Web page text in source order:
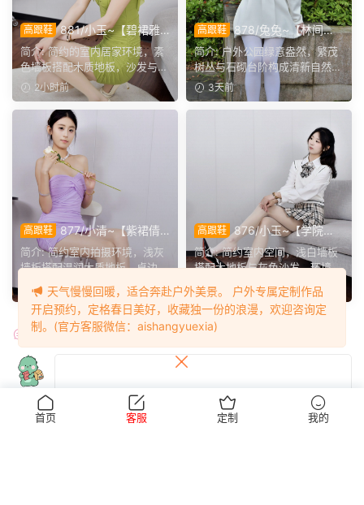
高跟鞋 881/小玉~【碧裙雅
姿】一室柔光衬绿裙，错落姿
态尽显温婉格调。
简介: 简约的室内居家环境，素
色墙板搭配木质地板，沙发与办
公椅丰富场景层次。小...
2小时前
高跟鞋
878/兔兔~【林间甜
序】公园翠色环绕，粉白装
束，动静间尽显少女娇柔风
姿。
简介: 户外公园绿意盎然，繁茂
树丛与石砌台阶构成清新自然环
境。兔兔身着白调小香...
3天前
高跟鞋 877/小清~【紫裙倩
影】紫裙衬温婉，轻咳敛神
态，步履尽显优雅格调。
简介: 简约室内拍摄环境，浅灰
墙板搭配温润木质地板，桌边鲜
4天前
高跟鞋 876/小玉~【学院闲
叙】室间学院格调，抬脚轻卸
鞋履，尽显少女灵动姿态。
简介: 简约室内空间，浅白墙板
搭配木地板与灰色沙发，环境干
5天前
评论 0
首页 客服 定制 我的
天气慢慢回暖，适合奔赴户外美景。 户外专属定制作品
开启预约，定格春日美好，收藏独一份的浪漫，欢迎咨询定
制。(官方客服微信：aishangyuexia)